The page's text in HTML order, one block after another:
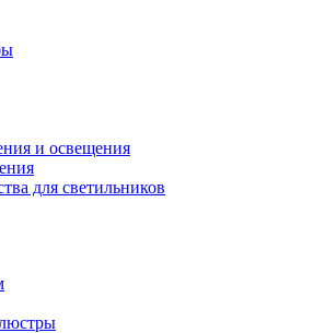
и освещения
для светильников